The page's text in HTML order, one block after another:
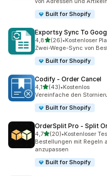
Built for Shopify
Exportsy Sync To
4,8von 5 Sternen
(26)
26 Rezensionen
•Kostenloser
Zwei-Wege-Sync von
Built for Shopify
Codify ‑ Order Cancel
4,1von 5 Sternen
(43)
43 Rezensionen insgesamt
•Kostenlos
Vereinfache den
Built for Shopify
OrderSplit Pro ‑ Split
4,7von 5 Sternen
(20)
20 Rezensionen
•Kostenloser
Bestellungen mit Regeln
anzupassen
Built for Shopify